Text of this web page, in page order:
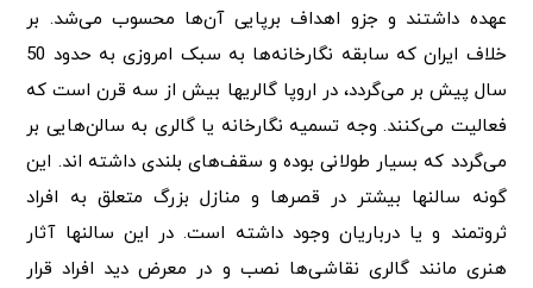
عهده داشتند و جزو اهداف برپایی آن‌ها محسوب می‌شد. بر
خلاف ایران که سابقه نگارخانه‌ها به سبک امروزی به حدود 50
سال پیش بر می‌گردد، در اروپا گالریها بیش از سه قرن است که
فعالیت می‌کنند. وجه تسمیه نگارخانه یا گالری به سالن‌هایی بر
می‌گردد که بسیار طولانی بوده و سقف‌های بلندی داشته اند. این
گونه سالنها بیشتر در قصرها و منازل بزرگ متعلق به افراد
ثروتمند و یا درباریان وجود داشته است. در این سالنها آثار
هنری مانند گالری نقاشی‌ها نصب و در معرض دید افراد قرار